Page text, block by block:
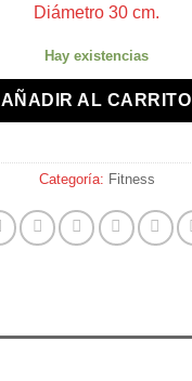
Diámetro 30 cm.
Hay existencias
AÑADIR AL CARRITO
Categoría: Fitness